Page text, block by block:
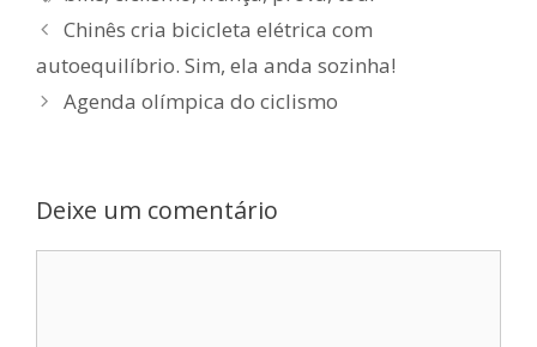
Chinês cria bicicleta elétrica com
autoequilíbrio. Sim, ela anda sozinha!
Agenda olímpica do ciclismo
Deixe um comentário